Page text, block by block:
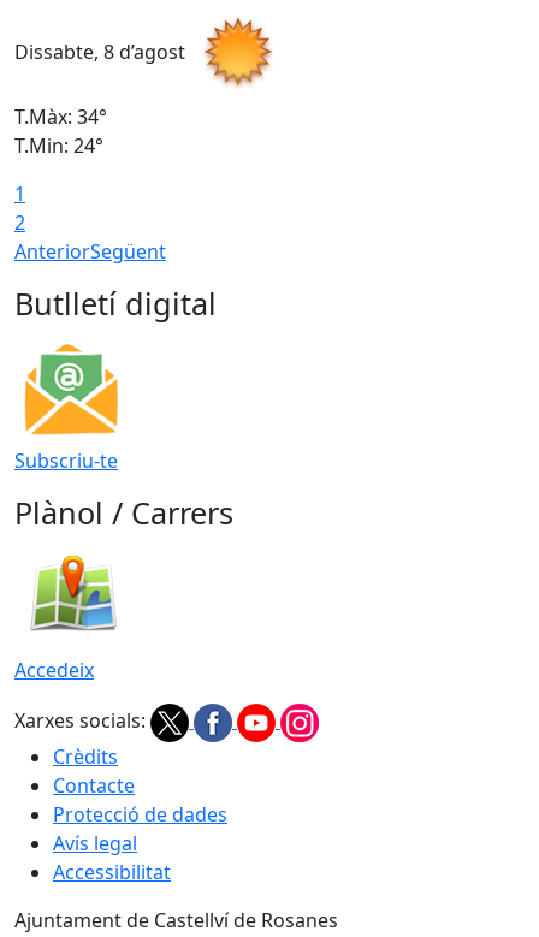
Dissabte, 8 d’agost
T.Màx: 34°
T.Min: 24°
1
2
AnteriorSegüent
Butlletí digital
Subscriu-te
Plànol / Carrers
Accedeix
Xarxes socials:
Crèdits
Contacte
Protecció de dades
Avís legal
Accessibilitat
Ajuntament de Castellví de Rosanes